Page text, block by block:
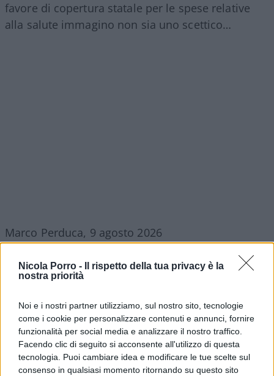
Nicola Porro -
Il rispetto della tua privacy è la
nostra priorità
Noi e i nostri partner utilizziamo, sul nostro sito, tecnologie
come i cookie per personalizzare contenuti e annunci, fornire
funzionalità per social media e analizzare il nostro traffico.
Facendo clic di seguito si acconsente all'utilizzo di questa
tecnologia. Puoi cambiare idea e modificare le tue scelte sul
consenso in qualsiasi momento ritornando su questo sito
favore di copertura statale per le spese relative
alla salute immagino non sia uno scettico…
Marco Perduca, 9 agosto 2026
Civil contro gli italiani: qui
siamo al ridicolo!
Zuppa di Porro del 9 agosto 2026: rassegna